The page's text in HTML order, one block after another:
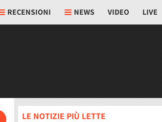
RECENSIONI NEWS VIDEO LIVE
LE NOTIZIE PIÙ LETTE